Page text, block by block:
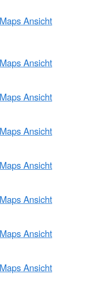
Ansicht
Ansicht
Ansicht
Ansicht
Ansicht
Ansicht
Ansicht
Ansicht